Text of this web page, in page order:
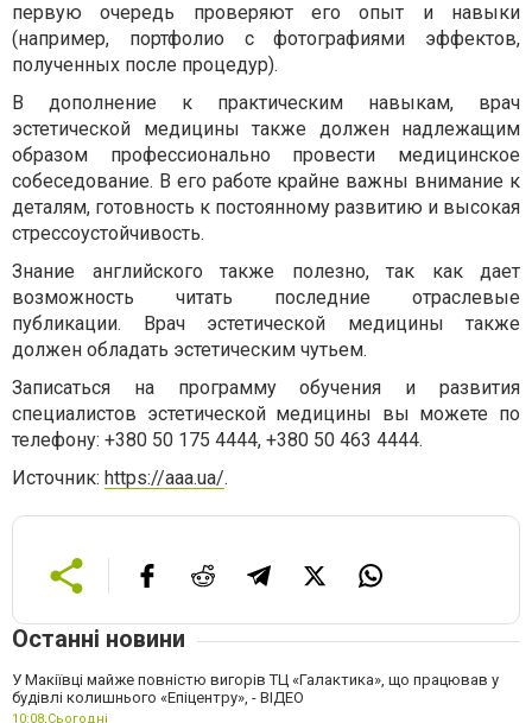
первую очередь проверяют его опыт и навыки
(например, портфолио с фотографиями эффектов,
полученных после процедур).
В дополнение к практическим навыкам, врач
эстетической медицины также должен надлежащим
образом профессионально провести медицинское
собеседование. В его работе крайне важны внимание к
деталям, готовность к постоянному развитию и высокая
стрессоустойчивость.
Знание английского также полезно, так как дает
возможность читать последние отраслевые
публикации. Врач эстетической медицины также
должен обладать эстетическим чутьем.
Записаться на программу обучения и развития
специалистов эстетической медицины вы можете по
телефону: +380 50 175 4444, +380 50 463 4444.
Источник: https://aaa.ua/.
Останні новини
У Макіївці майже повністю вигорів ТЦ «Галактика», що працював у
будівлі колишнього «Епіцентру», - ВІДЕО
10:08,Сьогодні